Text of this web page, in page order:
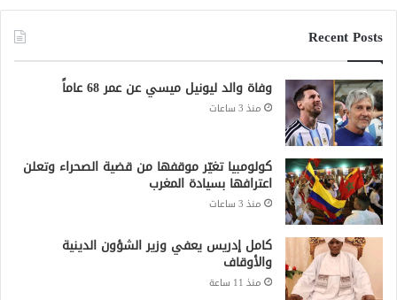
Recent Posts
وفاة والد ليونيل ميسي عن عمر 68 عاماً
منذ 3 ساعات
كولومبيا تغيّر موقفها من قضية الصحراء وتعلن
اعترافها بسيادة المغرب
منذ 3 ساعات
كامل إدريس يعفي وزير الشؤون الدينية
والأوقاف
منذ 11 ساعة